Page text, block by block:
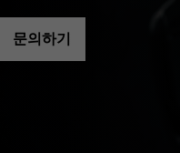
문의하기